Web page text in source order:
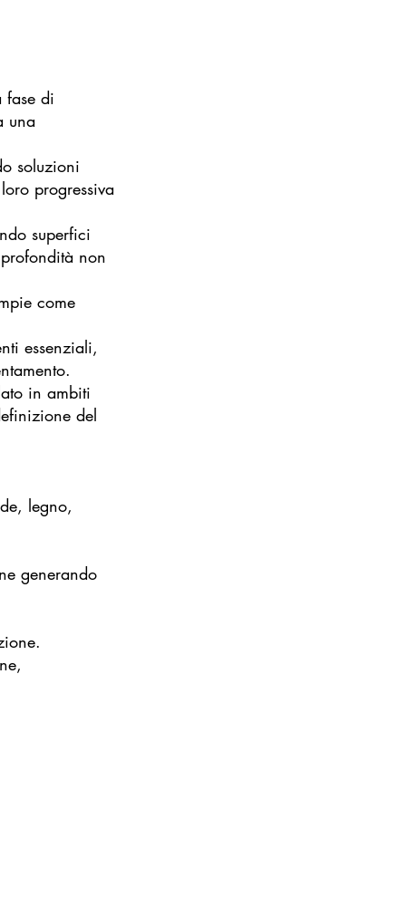
fase di
una
soluzioni
progressiva
superfici
non
come
essenziali,
in ambiti
del
legno,
generando